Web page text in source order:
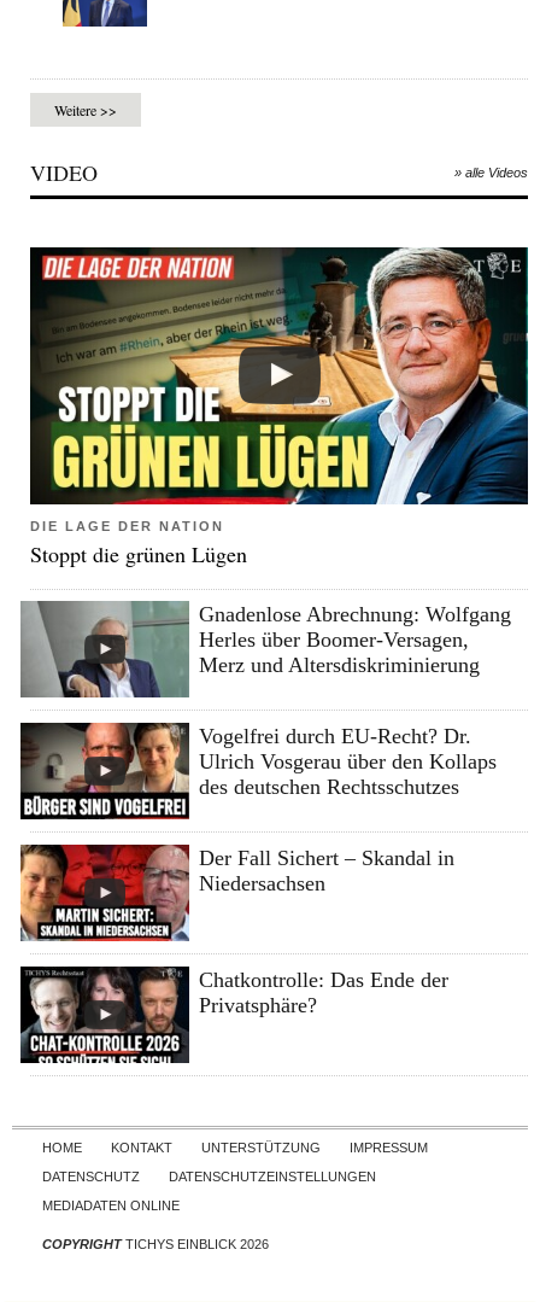
Weitere >>
VIDEO » alle Videos
DIE LAGE DER NATION
Stoppt die grünen Lügen
Gnadenlose Abrechnung: Wolfgang
Herles über Boomer-Versagen,
Merz und Altersdiskriminierung
Vogelfrei durch EU-Recht? Dr.
Ulrich Vosgerau über den Kollaps
des deutschen Rechtsschutzes
Der Fall Sichert – Skandal in
Niedersachsen
Chatkontrolle: Das Ende der
Privatsphäre?
Skip to content
HOME KONTAKT UNTERSTÜTZUNG
IMPRESSUM
DATENSCHUTZ
DATENSCHUTZEINSTELLUNGEN
MEDIADATEN ONLINE
COPYRIGHTTICHYS EINBLICK 2026